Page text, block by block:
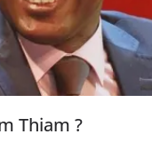
Thiam ?